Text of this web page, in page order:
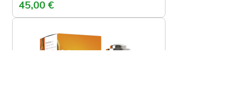
45,00 €